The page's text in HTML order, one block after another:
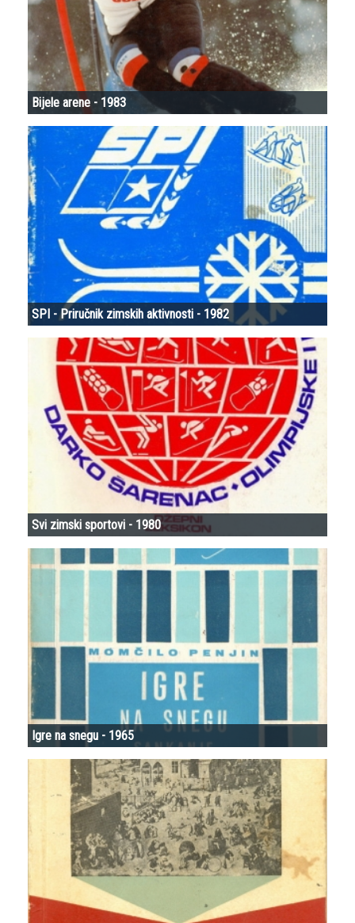
Bijele arene - 1983
SPI - Priručnik zimskih aktivnosti - 1982
Svi zimski sportovi - 1980
Igre na snegu - 1965